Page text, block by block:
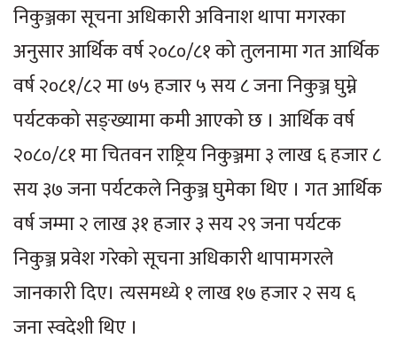
निकुञ्जका सूचना अधिकारी अविनाश थापा मगरका
अनुसार आर्थिक वर्ष २०८०/८१ को तुलनामा गत आर्थिक
वर्ष २०८१/८२ मा ७५ हजार ५ सय ८ जना निकुञ्ज घुम्ने
पर्यटकको सङ्ख्यामा कमी आएको छ । आर्थिक वर्ष
२०८०/८१ मा चितवन राष्ट्रिय निकुञ्जमा ३ लाख ६ हजार ८
सय ३७ जना पर्यटकले निकुञ्ज घुमेका थिए । गत आर्थिक
वर्ष जम्मा २ लाख ३१ हजार ३ सय २९ जना पर्यटक
निकुञ्ज प्रवेश गरेको सूचना अधिकारी थापामगरले
जानकारी दिए। त्यसमध्ये १ लाख १७ हजार २ सय ६
जना स्वदेशी थिए ।